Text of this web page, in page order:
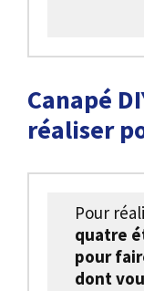
Canapé
réaliser
Pour
quatre
pour
dont